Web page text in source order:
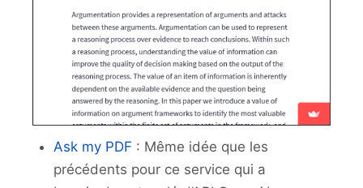
Ask my PDF : Même idée que les
précédents pour ce service qui a